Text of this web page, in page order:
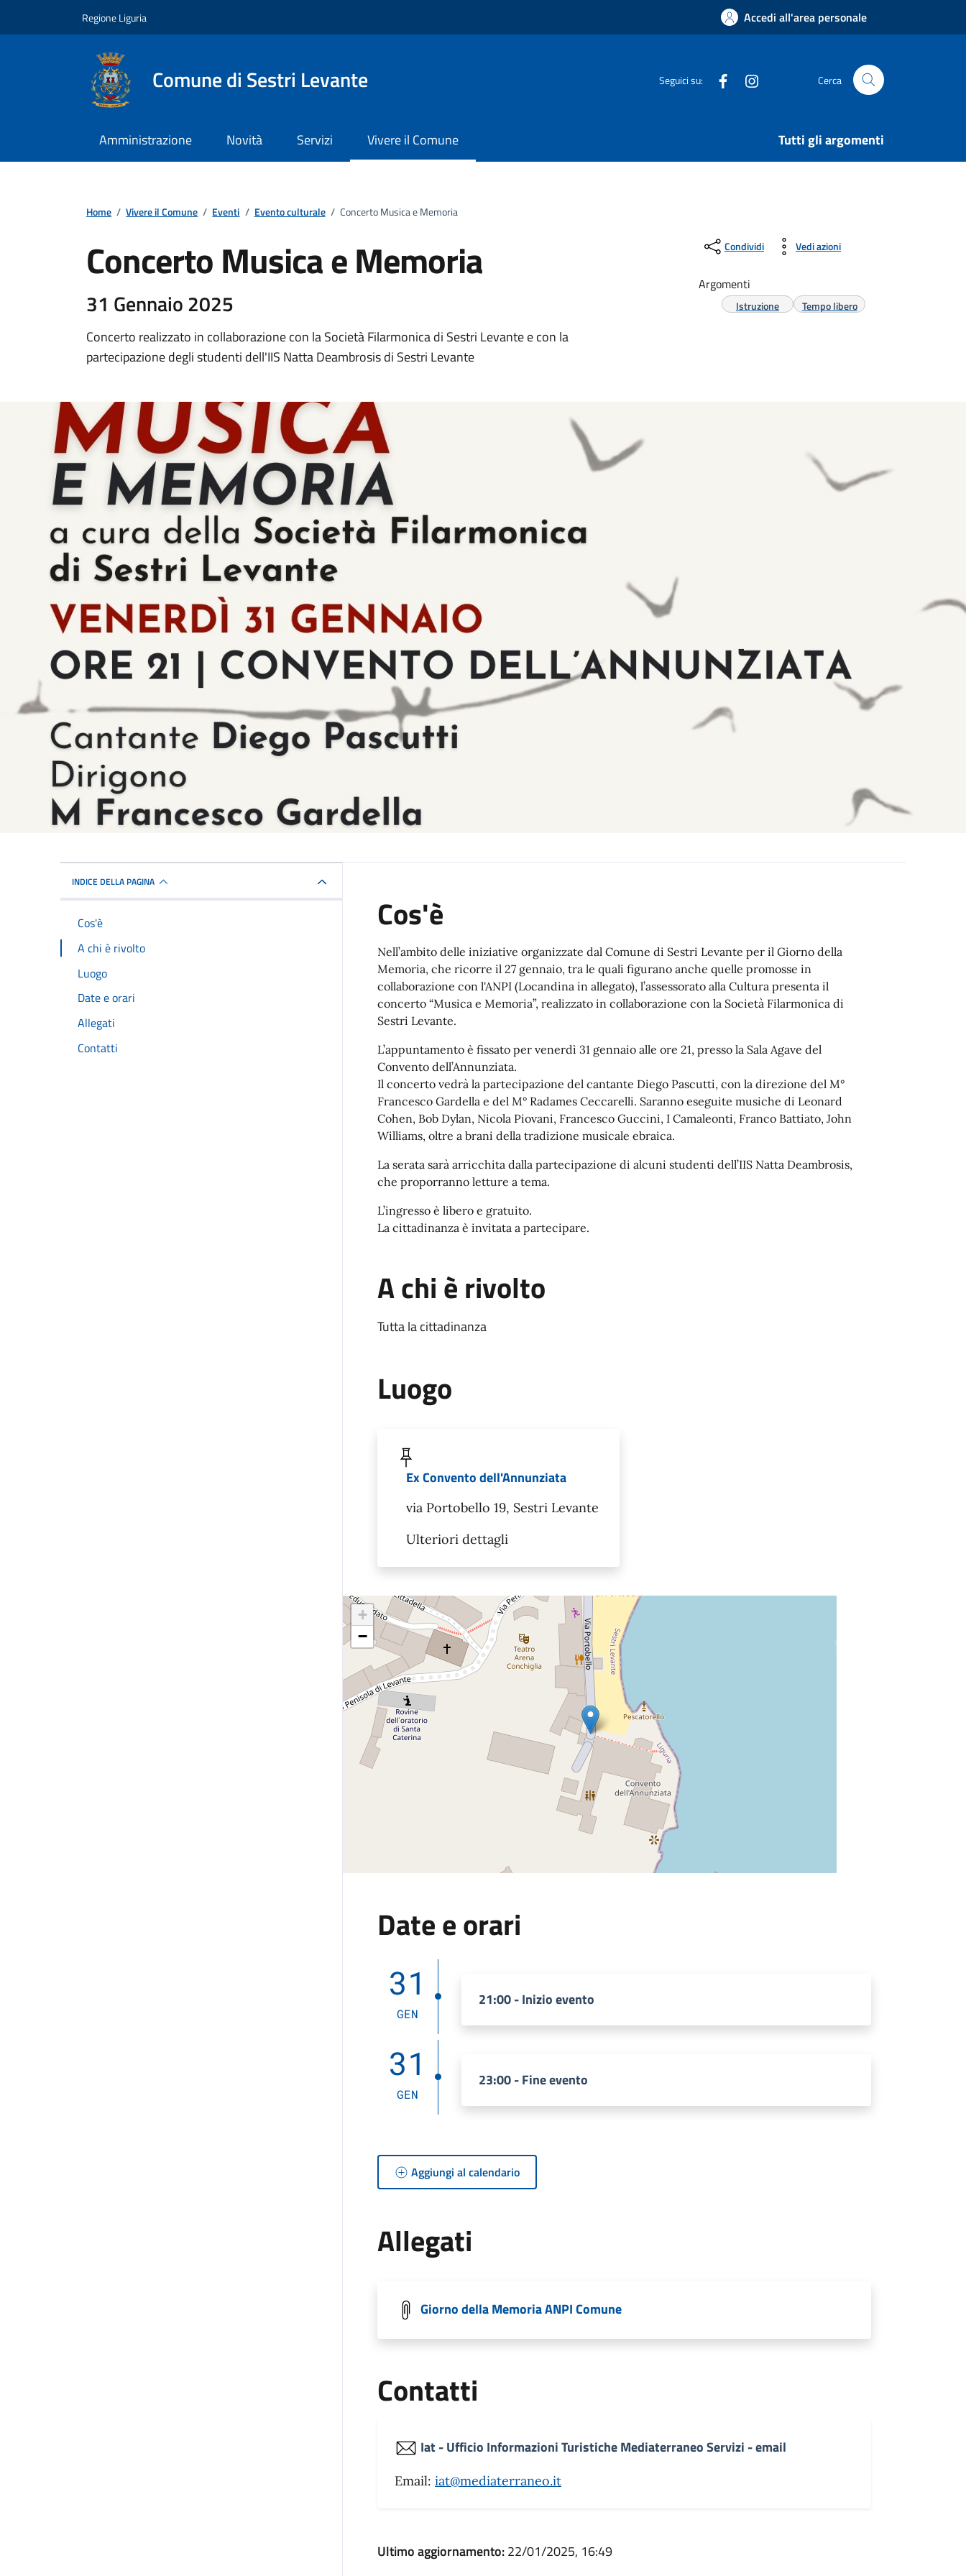
Regione Liguria Accedi all'area personale
Comune di Sestri Levante Seguici su: Facebook Cerca
Amministrazione Novità Servizi Vivere il Comune Tutti gli argomenti
Home / Vivere il Comune / Eventi / Evento culturale / Concerto Musica e Memoria
Concerto Musica e Memoria
31 Gennaio 2025
Concerto realizzato in collaborazione con la Società Filarmonica di Sestri Levante e con la
partecipazione degli studenti dell'IIS Natta Deambrosis di Sestri Levante
Condividi Vedi azioni
Argomenti
Istruzione Tempo libero
INDICE DELLA PAGINA
Cos'è
A chi è rivolto
Luogo
Date e orari
Allegati
Contatti
Cos'è
Nell’ambito delle iniziative organizzate dal Comune di Sestri Levante per il Giorno della
Memoria, che ricorre il 27 gennaio, tra le quali figurano anche quelle promosse in
collaborazione con l'ANPI (Locandina in allegato), l’assessorato alla Cultura presenta il
concerto “Musica e Memoria”, realizzato in collaborazione con la Società Filarmonica di
Sestri Levante.
L’appuntamento è fissato per venerdì 31 gennaio alle ore 21, presso la Sala Agave del
Convento dell’Annunziata.
Il concerto vedrà la partecipazione del cantante Diego Pascutti, con la direzione del M°
Francesco Gardella e del M° Radames Ceccarelli. Saranno eseguite musiche di Leonard
Cohen, Bob Dylan, Nicola Piovani, Francesco Guccini, I Camaleonti, Franco Battiato, John
Williams, oltre a brani della tradizione musicale ebraica.
La serata sarà arricchita dalla partecipazione di alcuni studenti dell’IIS Natta Deambrosis,
che proporranno letture a tema.
L’ingresso è libero e gratuito.
La cittadinanza è invitata a partecipare.
A chi è rivolto
Tutta la cittadinanza
Luogo
Ex Convento dell'Annunziata
via Portobello 19, Sestri Levante
Ulteriori dettagli
+
−
Date e orari
31
GEN
21:00 - Inizio evento
31
GEN
23:00 - Fine evento
Aggiungi al calendario
Allegati
Giorno della Memoria ANPI Comune
Contatti
Iat - Ufficio Informazioni Turistiche Mediaterraneo Servizi - email
Email: iat@mediaterraneo.it
Ultimo aggiornamento:22/01/2025, 16:49